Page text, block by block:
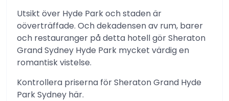
Utsikt över Hyde Park och staden är
oöverträffade. Och dekadensen av rum, barer
och restauranger på detta hotell gör Sheraton
Grand Sydney Hyde Park mycket värdig en
romantisk vistelse.
Kontrollera priserna för Sheraton Grand Hyde
Park Sydney här.